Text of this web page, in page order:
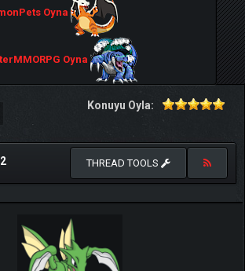
Oyna
Oyna
Konuyu Oyla:
THREAD TOOLS